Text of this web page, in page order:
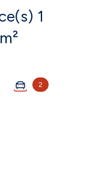
chambre(s) 44 m²
2